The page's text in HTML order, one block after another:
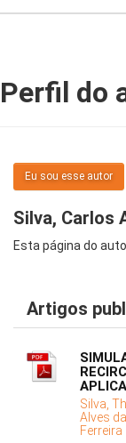
Perfil do
Eu sou esse autor
Silva, Carlos
Esta página do
Artigos
Silva,
Alves
Ferreira